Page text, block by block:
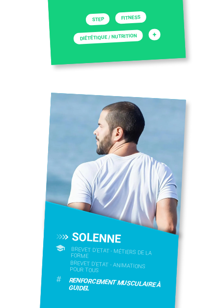
STEP FITNESS
DIÉTÉTIQUE / NUTRITION +
SOLENNE
BREVET D'ETAT - MÉTIERS DE LA
FORME
BREVET D'ETAT - ANIMATIONS
POUR TOUS
# RENFORCEMENT MUSCULAIRE À
GUIDEL